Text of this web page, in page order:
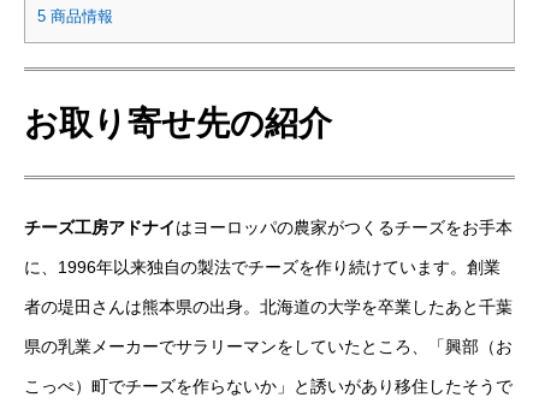
5 商品情報
お取り寄せ先の紹介
チーズ工房アドナイはヨーロッパの農家がつくるチーズをお手本
に、1996年以来独自の製法でチーズを作り続けています。創業
者の堤田さんは熊本県の出身。北海道の大学を卒業したあと千葉
県の乳業メーカーでサラリーマンをしていたところ、「興部（お
こっぺ）町でチーズを作らないか」と誘いがあり移住したそうで